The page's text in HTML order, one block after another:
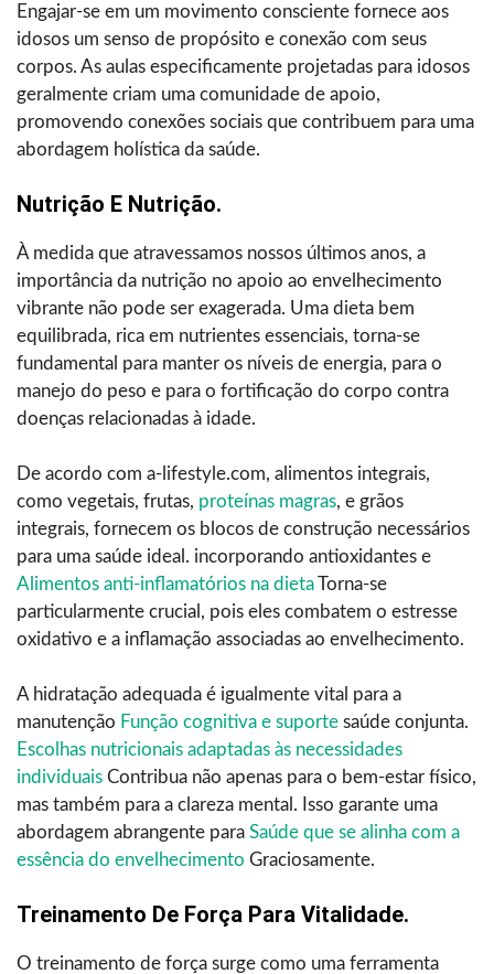
Engajar-se em um movimento consciente fornece aos
idosos um senso de propósito e conexão com seus
corpos. As aulas especificamente projetadas para idosos
geralmente criam uma comunidade de apoio,
promovendo conexões sociais que contribuem para uma
abordagem holística da saúde.
Nutrição E Nutrição.
À medida que atravessamos nossos últimos anos, a
importância da nutrição no apoio ao envelhecimento
vibrante não pode ser exagerada. Uma dieta bem
equilibrada, rica em nutrientes essenciais, torna-se
fundamental para manter os níveis de energia, para o
manejo do peso e para o fortificação do corpo contra
doenças relacionadas à idade.
De acordo com a-lifestyle.com, alimentos integrais,
como vegetais, frutas, proteínas magras, e grãos
integrais, fornecem os blocos de construção necessários
para uma saúde ideal. incorporando antioxidantes e
Alimentos anti-inflamatórios na dietaTorna-se
particularmente crucial, pois eles combatem o estresse
oxidativo e a inflamação associadas ao envelhecimento.
A hidratação adequada é igualmente vital para a
manutenção Função cognitiva e suporte saúde conjunta.
Escolhas nutricionais adaptadas às necessidades
individuais Contribua não apenas para o bem-estar físico,
mas também para a clareza mental. Isso garante uma
abordagem abrangente para Saúde que se alinha com a
essência do envelhecimento Graciosamente.
Treinamento De Força Para Vitalidade.
O treinamento de força surge como uma ferramenta